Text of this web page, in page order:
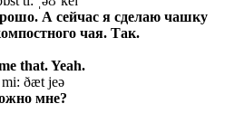
А сейчас я сделаю чашку
чая. Так.
that. Yeah.
mi: ðæt jeə
мне?